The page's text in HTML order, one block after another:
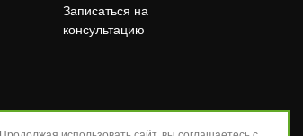
Записаться на
консультацию